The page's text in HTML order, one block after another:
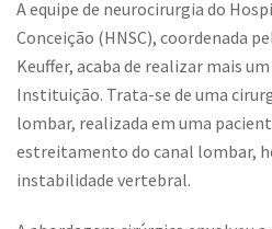
A equipe de neurocirurgia do
Conceição (HNSC), coordenada
Keuffer, acaba de realizar mais
Instituição. Trata-se de uma
lombar, realizada em uma
estreitamento do canal lombar,
instabilidade vertebral.